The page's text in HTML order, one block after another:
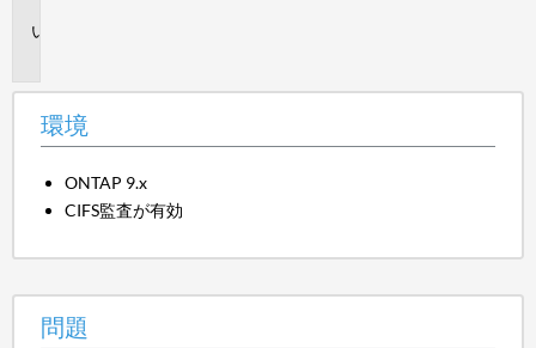
環境
ONTAP 9.x
CIFS監査が有効
問題